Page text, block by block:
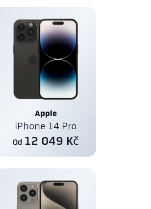
Apple
iPhone 14 Pro
Od 12 049 Kč